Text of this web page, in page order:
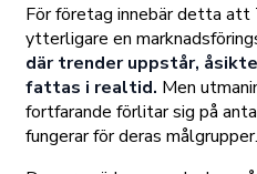
För företag innebär detta att
ytterligare en
där trender uppstår,
fattas i realtid. Men
fortfarande förlitar sig på
fungerar för deras målgrupper.